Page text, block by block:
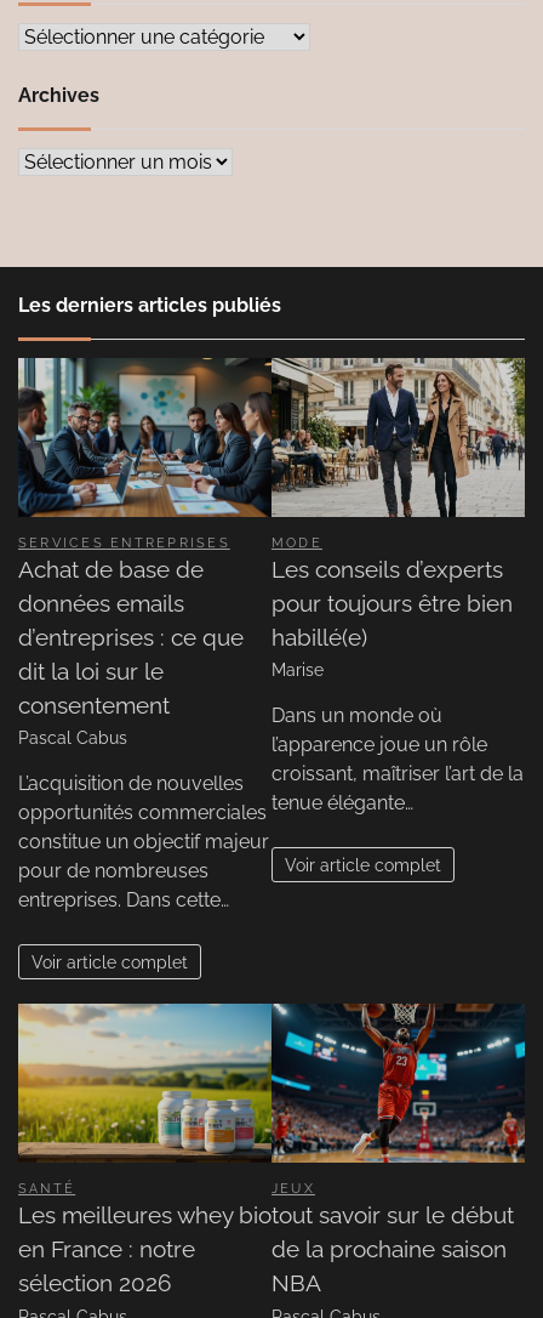
Catégories
Archives
Archives
Les derniers articles publiés
SERVICES ENTREPRISES
Achat de base de
données emails
d’entreprises : ce que
dit la loi sur le
consentement
Pascal Cabus
L’acquisition de nouvelles
opportunités commerciales
constitue un objectif majeur
pour de nombreuses
entreprises. Dans cette…
Voir article complet
MODE
Les conseils d’experts
pour toujours être bien
habillé(e)
Marise
Dans un monde où
l’apparence joue un rôle
croissant, maîtriser l’art de la
tenue élégante…
Voir article complet
SANTÉ
Les meilleures whey bio
en France : notre
sélection 2026
JEUX
tout savoir sur le début
de la prochaine saison
NBA